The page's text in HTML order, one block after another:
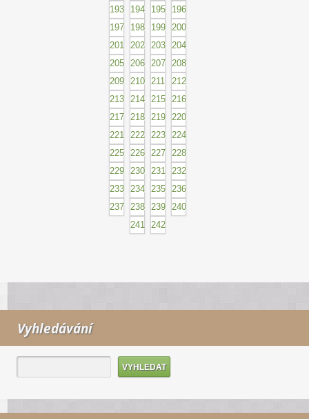
193
194 195
196
197
198 199
200
201
202 203
204
205
206 207
208
209
210 211
212
213
214 215
216
217
218 219
220
221
222 223
224
225
226 227
228
229
230 231
232
233
234 235
236
237
238 239
240
241
242
Vyhledávání